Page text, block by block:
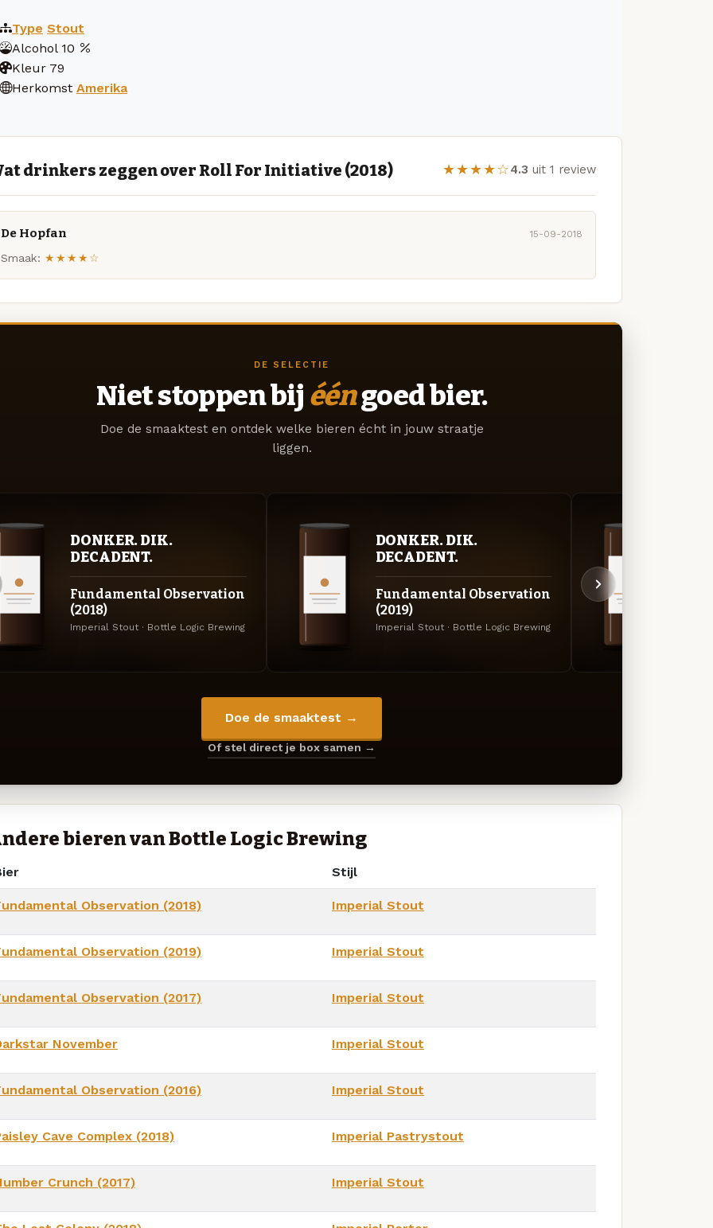
Type Stout
Alcohol 10
Kleur 79
Herkomst Amerika
drinkers zeggen over Roll For Initiative (2018) ★★★★☆4.3 uit 1 review
De Hopfan 15-09-2018
Smaak: ★★★★☆
DE SELECTIE
Niet stoppen bij ééngoed bier.
Doe de smaaktest en ontdek welke bieren écht in jouw straatje
liggen.
DONKER. DIK.
DECADENT.
Fundamental Observation
(2018)
Imperial Stout · Bottle Logic Brewing
DONKER. DIK.
DECADENT.
Fundamental Observation
(2019)
Imperial Stout · Bottle Logic Brewing
Doe de smaaktest →
Of stel direct je box samen →
bieren van Bottle Logic Brewing
Stijl
Observation (2018) Imperial Stout
Observation (2019) Imperial Stout
Observation (2017) Imperial Stout
November Imperial Stout
Observation (2016) Imperial Stout
Cave Complex (2018) Imperial Pastrystout
Crunch (2017) Imperial Stout